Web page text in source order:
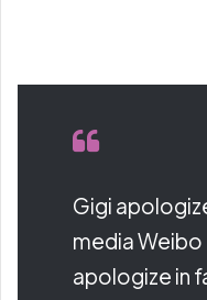
Gigi
media Weibo
apologize in